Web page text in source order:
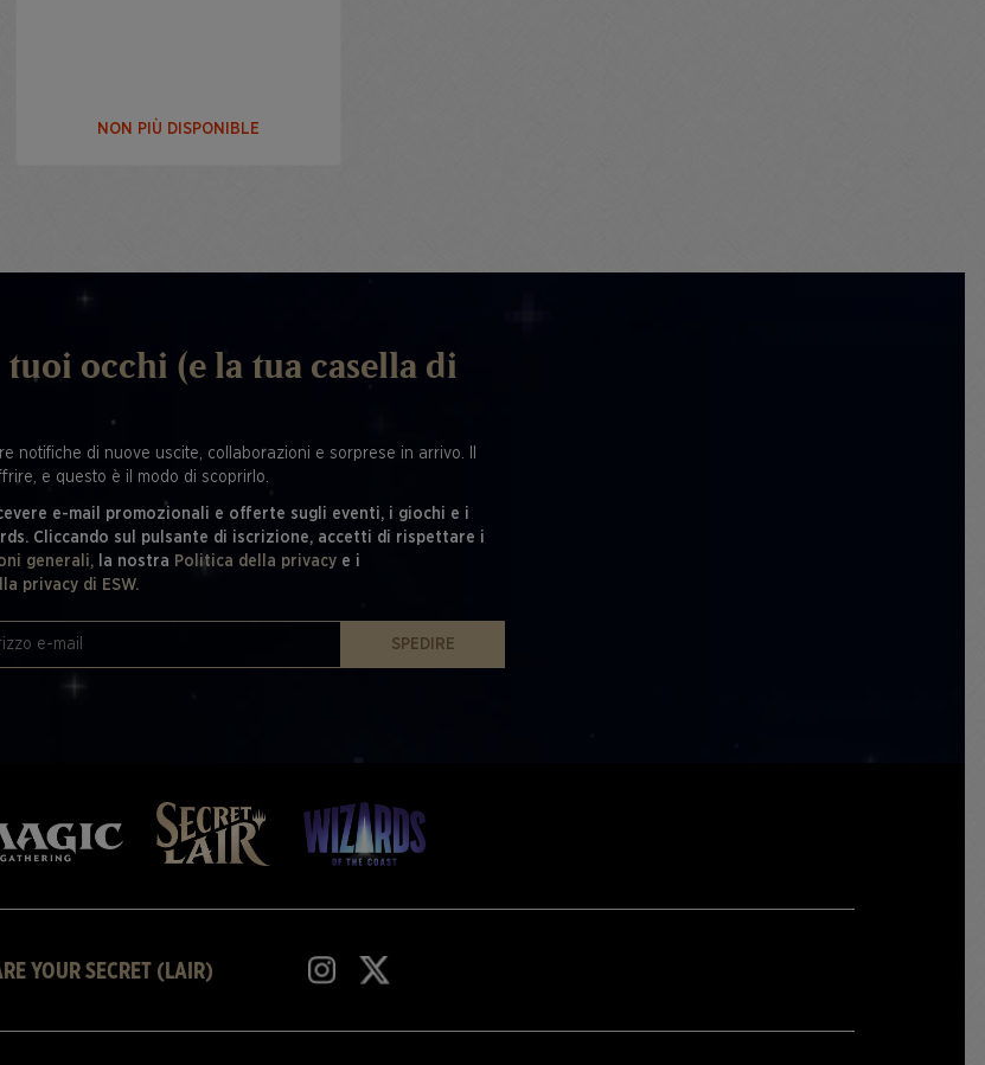
NON PIÙ DISPONIBLE
tuoi occhi (e la tua casella di
notifiche di nuove uscite, collaborazioni e sorprese in arrivo. Il
e questo è il modo di scoprirlo.
e-mail promozionali e offerte sugli eventi, i giochi e i
Cliccando sul pulsante di iscrizione, accetti di rispettare i
generali, la nostra Politica della privacy e i
privacy di ESW.
SPEDIRE
YOUR SECRET (LAIR)